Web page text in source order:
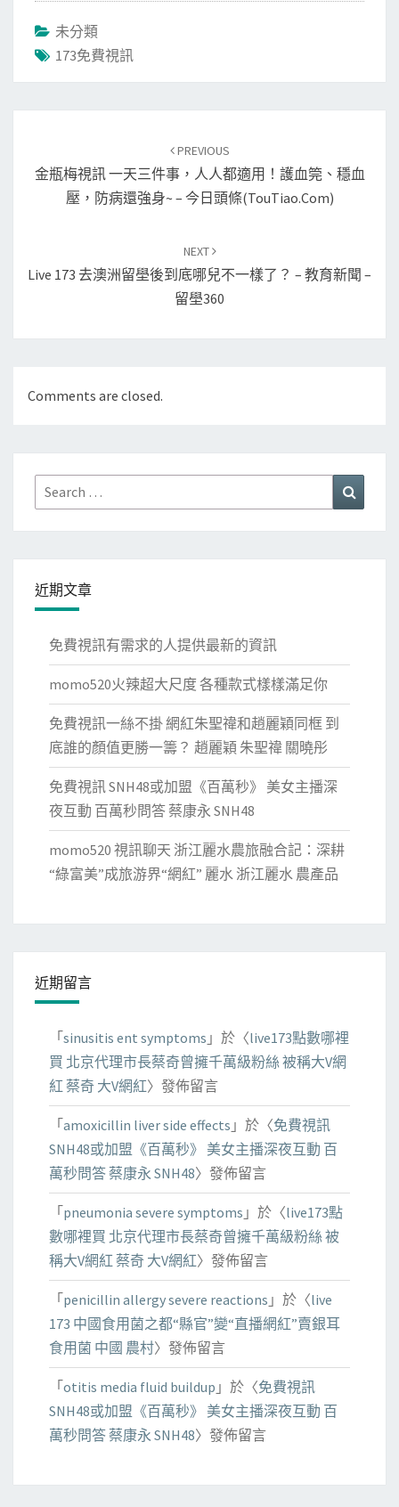
未分類
173免費視訊
PREVIOUS
金瓶梅視訊 一天三件事，人人都適用！護血筦、穩血
壓，防病還強身~ – 今日頭條(TouTiao.com)
NEXT
Live 173 去澳洲留壆後到底哪兒不一樣了？ – 教育新聞 –
留壆360
Comments are closed.
Search
for:
近期文章
免費視訊有需求的人提供最新的資訊
momo520火辣超大尺度 各種款式樣樣滿足你
免費視訊一絲不掛 網紅朱聖禕和趙麗穎同框 到
底誰的顏值更勝一籌？ 趙麗穎 朱聖禕 關曉彤
免費視訊 SNH48或加盟《百萬秒》 美女主播深
夜互動 百萬秒問答 蔡康永 SNH48
momo520 視訊聊天 浙江麗水農旅融合記：深耕
“綠富美”成旅游界“網紅” 麗水 浙江麗水 農產品
近期留言
「 sinusitis ent symptoms 」於〈live173點數哪裡
買 北京代理市長蔡奇曾擁千萬級粉絲 被稱大V網
紅 蔡奇 大V網紅〉發佈留言
「 amoxicillin liver side effects 」於〈免費視訊
SNH48或加盟《百萬秒》 美女主播深夜互動 百
萬秒問答 蔡康永 SNH48〉發佈留言
「 pneumonia severe symptoms 」於〈live173點
數哪裡買 北京代理市長蔡奇曾擁千萬級粉絲 被
稱大V網紅 蔡奇 大V網紅〉發佈留言
「 penicillin allergy severe reactions 」於〈live
173 中國食用菌之都“縣官”變“直播網紅”賣銀耳
食用菌 中國 農村〉發佈留言
「 otitis media fluid buildup 」於〈免費視訊
SNH48或加盟《百萬秒》 美女主播深夜互動 百
萬秒問答 蔡康永 SNH48〉發佈留言